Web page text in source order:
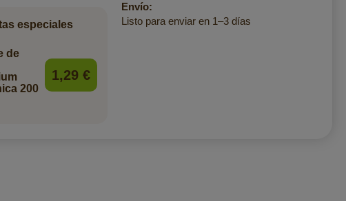
especiales
de
200
1,29 €
Envío:
Listo para enviar en 1–3 días